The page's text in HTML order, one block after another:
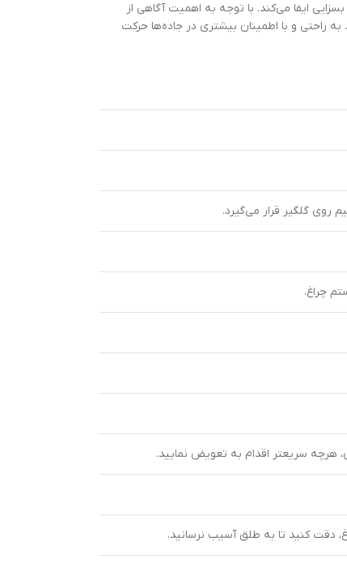
ایفا می‌کند. با توجه به اهمیت آگاهی از
راحتی و با اطمینان بیشتری در جاده‌ها حرکت
روی گلگیر قرار می‌گیرد.
چراغ.
هرچه سریعتر اقدام به تعویض نمایید.
دقت کنید تا به طلق آسیب نرسانید.